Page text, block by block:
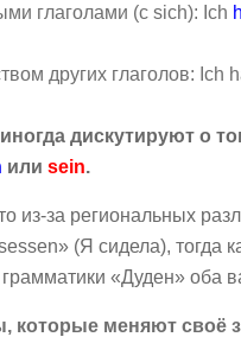
глаголами (с sich): Ich
других глаголов: Ich
дискутируют о
или sein.
из-за региональных
(Я сидела), тогда
«Дуден» оба
которые меняют своё